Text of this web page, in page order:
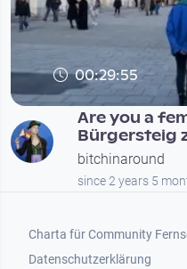
00:29:55
Are you a
Bürgersteig
bitchinaround
since 2 years 5
Footer 1
Charta für Community
Datenschutzerklärung